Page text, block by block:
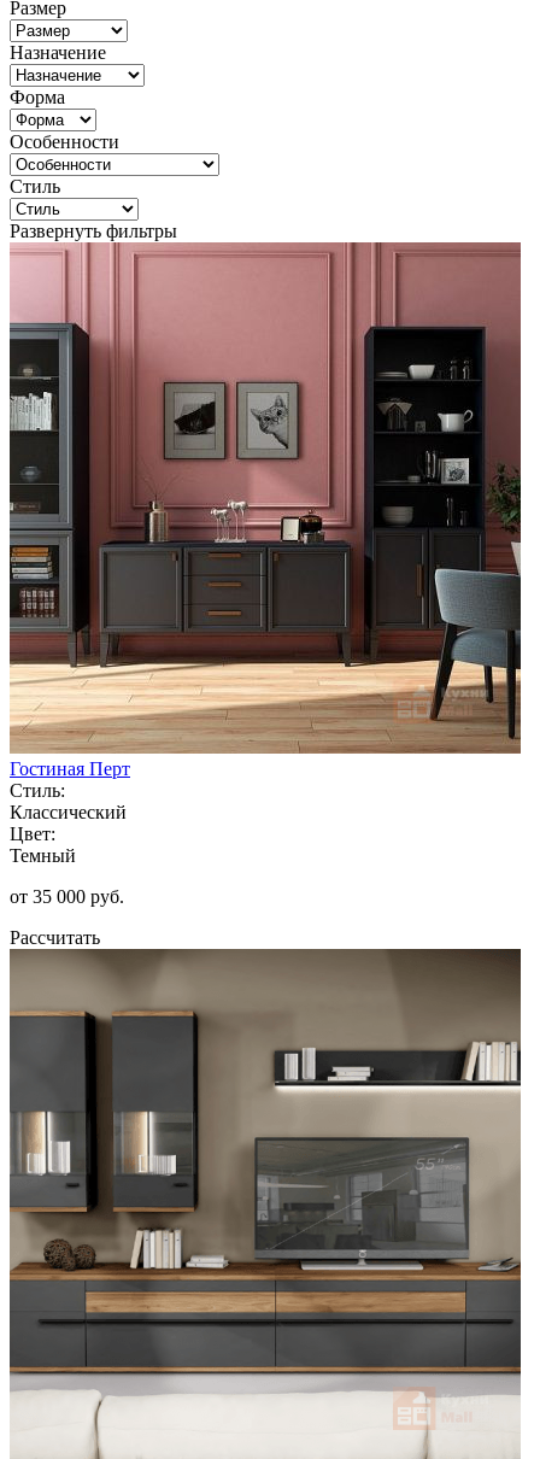
Размер
Назначение
Форма
Особенности
Стиль
Развернуть фильтры
Гостиная Перт
Стиль:
Классический
Цвет:
Темный
от 35 000 руб.
Рассчитать